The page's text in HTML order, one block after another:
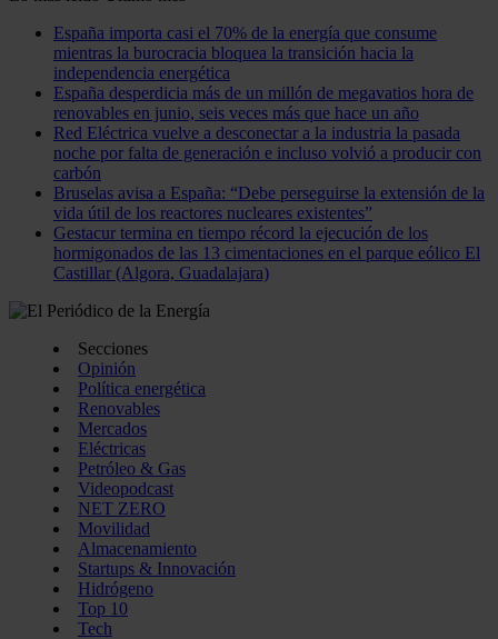
España importa casi el 70% de la energía que consume
mientras la burocracia bloquea la transición hacia la
independencia energética
España desperdicia más de un millón de megavatios hora de
renovables en junio, seis veces más que hace un año
Red Eléctrica vuelve a desconectar a la industria la pasada
noche por falta de generación e incluso volvió a producir con
carbón
Bruselas avisa a España: “Debe perseguirse la extensión de la
vida útil de los reactores nucleares existentes”
Gestacur termina en tiempo récord la ejecución de los
hormigonados de las 13 cimentaciones en el parque eólico El
Castillar (Algora, Guadalajara)
Secciones
Opinión
Política energética
Renovables
Mercados
Eléctricas
Petróleo & Gas
Videopodcast
NET ZERO
Movilidad
Almacenamiento
Startups & Innovación
Hidrógeno
Top 10
Tech